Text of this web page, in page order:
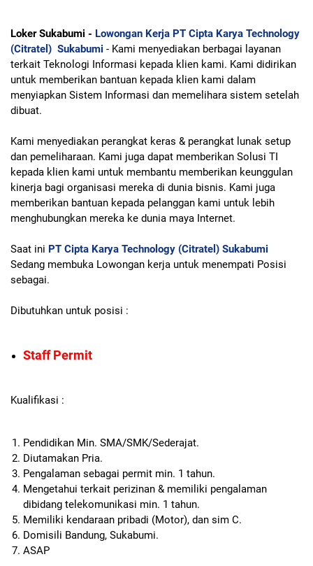
Loker Sukabumi - Lowongan Kerja PT Cipta Karya Technology
(Citratel) Sukabumi - Kami menyediakan berbagai layanan
terkait Teknologi Informasi kepada klien kami. Kami didirikan
untuk memberikan bantuan kepada klien kami dalam
menyiapkan Sistem Informasi dan memelihara sistem setelah
dibuat.
Kami menyediakan perangkat keras & perangkat lunak setup
dan pemeliharaan. Kami juga dapat memberikan Solusi TI
kepada klien kami untuk membantu memberikan keunggulan
kinerja bagi organisasi mereka di dunia bisnis. Kami juga
memberikan bantuan kepada pelanggan kami untuk lebih
menghubungkan mereka ke dunia maya Internet.
Saat ini PT Cipta Karya Technology (Citratel) Sukabumi
Sedang membuka Lowongan kerja untuk menempati Posisi
sebagai.
Dibutuhkan untuk posisi :
Staff Permit
Kualifikasi :
Pendidikan Min. SMA/SMK/Sederajat.
Diutamakan Pria.
Pengalaman sebagai permit min. 1 tahun.
Mengetahui terkait perizinan & memiliki pengalaman
dibidang telekomunikasi min. 1 tahun.
Memiliki kendaraan pribadi (Motor), dan sim C.
Domisili Bandung, Sukabumi.
ASAP